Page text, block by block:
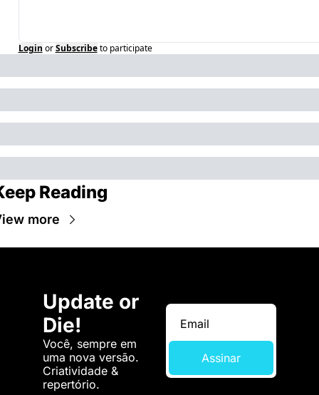
Login or Subscribe to participate
Reading
more
Update or
Die!
Você, sempre em
uma nova versão.
Criatividade &
repertório.
Assinar